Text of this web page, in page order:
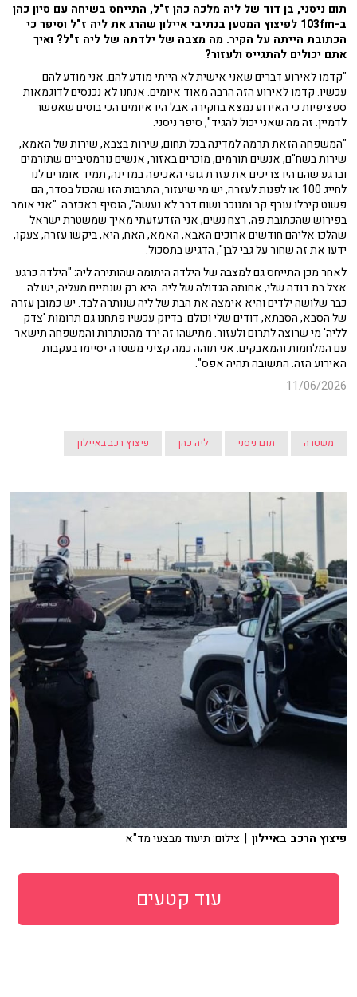
תום ניסני, בן דוד של ליה מלכה כהן ז"ל, התייחס בשיחה עם סיון כהן
ב-103fm לפיצוץ המטען בנתיבי איילון שהרג את ליה ז"ל וסיפר כי
הכתובת הייתה על הקיר. מה מצבה של ילדתה של ליה ז"ל? ואיך
אתם יכולים להתגייס ולעזור?
"קדמו לאירוע דברים שאני אישית לא הייתי מודע להם. אני מודע להם
עכשיו. קדמו לאירוע הזה הרבה מאוד איומים. אנחנו לא נכנסים לדוגמאות
ספציפיות כי האירוע נמצא בחקירה אבל היו איומים הכי בוטים שאפשר
לדמיין. זה מה שאני יכול להגיד", סיפר ניסני.
"המשפחה הזאת תרמה למדינה בכל תחום, שירות בצבא, שירות של האמא,
שירות בשח"ם, אנשים תורמים, מוכרים באזור, אנשים נורמטיביים שתורמים
וברגע שהם היו צריכים את עזרת גופי האכיפה במדינה, תמיד אומרים לנו
לחייג 100 או לפנות לעזרה, יש מי שיעזור, התרבות הזו שהכול בסדר, הם
פשוט קיבלו עורף קר ומנוכר ושום דבר לא נעשה", הוסיף באכזבה. "אני אומר
בפירוש שהכתובת פה, רצח נשים, אני הזדעזעתי מאיך שמשטרת ישראל
שהלכו אליהם חודשים ארוכים האבא, האמא, האח, היא, ביקשו עזרה, צעקו,
ידעו את זה שחור על גבי לבן", הדגיש בתסכול.
לאחר מכן התייחס גם למצבה של הילדה היתומה שהותירה ליה: "הילדה כרגע
אצל בת דודה שלי, אחותה הגדולה של ליה. היא רק שנתיים מעליה, יש לה
כבר שלושה ילדים והיא אימצה את הבת של ליה שנותרה לבד. יש כמובן עזרה
של הסבא, הסבתא, דודים שלי וכולם. בדיוק עכשיו פתחנו גם תרומות 'צדק
לליה' מי שרוצה לתרום ולעזור. מתישהו זה ירד מהכותרות והמשפחה תישאר
עם המלחמות והמאבקים. אני תוהה כמה קציני משטרה יסיימו בעקבות
האירוע הזה. התשובה תהיה אפס".
11/06/2026
משטרה תום ניסני ליה כהן פיצוץ רכב באיילון
פיצוץ הרכב באיילון | צילום: תיעוד מבצעי מד"א
עוד קטעים